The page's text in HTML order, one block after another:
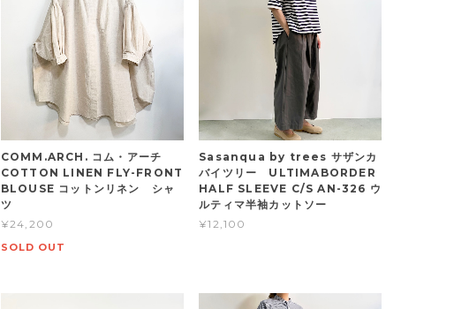
COMM.ARCH. コム・アーチ
COTTON LINEN FLY-FRONT
BLOUSE コットンリネン シャ
ツ
¥24,200
SOLD OUT
Sasanqua by trees サザンカ
バイツリー ULTIMABORDER
HALF SLEEVE C/S AN-326 ウ
ルティマ半袖カットソー
¥12,100